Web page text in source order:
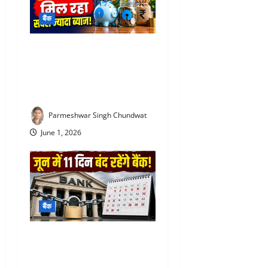
बैंक
Parmeshwar Singh Chundwat
June 1, 2026
बैंक